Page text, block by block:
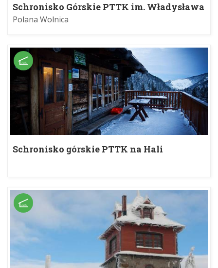
Schronisko Górskie PTTK im. Władysława
Orkana na Turbaczu
Polana Wolnica
Schronisko górskie PTTK na Hali
Kondratowej